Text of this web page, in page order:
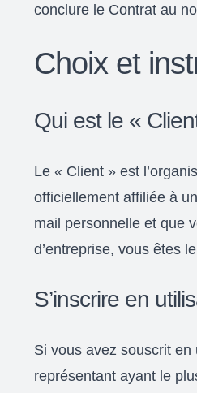
conclure le Contrat au
Choix et
Qui est le «
Le « Client » est
officiellement affiliée à
mail personnelle et que
d’entreprise, vous êtes
S’inscrire en
Si vous avez souscrit en
représentant ayant le